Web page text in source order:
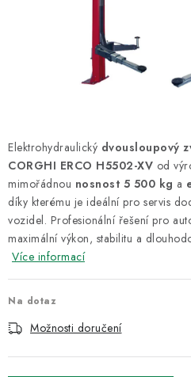
TECHNICKÁ VÝUKA
BAZAR
Úvod O nás Kariéra
Blog
Doprava & platby
Obchodní podmínky
Elektrohydraulický dvousloupový
CORGHI ERCO H5502-XV od
mimořádnou nosnost 5 500 kg a
díky kterému je ideální pro servis
vozidel. Profesionální řešení pro
maximální výkon, stabilitu a
Více informací
Na dotaz
Možnosti doručení